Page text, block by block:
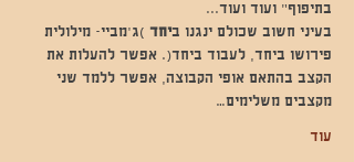
בתיפוף" ועוד ועוד...
בעיני חשוב שכולם ינגנו ביחד )ג'מביי- מילולית
פירושו ביחד, לעבוד ביחד(. אפשר להעלות את
הקצב בהתאם אופי הקבוצה, אפשר ללמד שני
מקצבים משלימים…
עוד